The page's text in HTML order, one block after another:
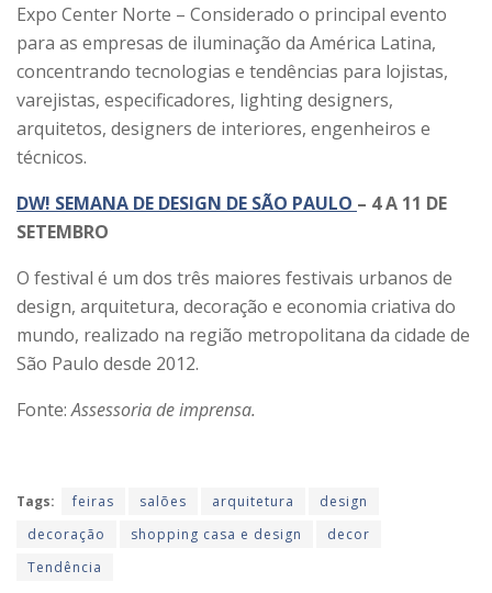
Expo Center Norte – Considerado o principal evento
para as empresas de iluminação da América Latina,
concentrando tecnologias e tendências para lojistas,
varejistas, especificadores, lighting designers,
arquitetos, designers de interiores, engenheiros e
técnicos.
DW! SEMANA DE DESIGN DE SÃO PAULO – 4 A 11 DE
SETEMBRO
O festival é um dos três maiores festivais urbanos de
design, arquitetura, decoração e economia criativa do
mundo, realizado na região metropolitana da cidade de
São Paulo desde 2012.
Fonte:Assessoria de imprensa.
Tags: feiras salões arquitetura
design
decoração
shopping casa e design
decor
Tendência